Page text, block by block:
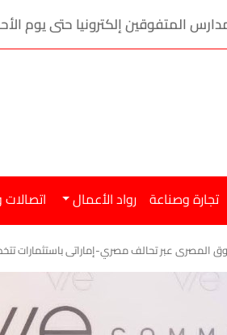
المتفوقين إلكترونيا حتى يوم
تجارة وصناعة رواد الأعمال اتصالات